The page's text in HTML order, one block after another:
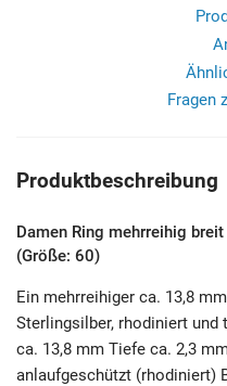
Fragen
Produktbeschreibung
Damen Ring mehrreihig
(Größe: 60)
Ein mehrreihiger ca. 13,8
Sterlingsilber, rhodiniert
ca. 13,8 mm Tiefe ca. 2,3
anlaufgeschützt (rhodiniert)